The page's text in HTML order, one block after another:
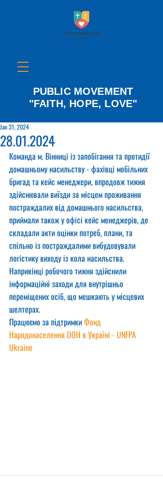
PUBLIC MOVEMENT
"FAITH, HOPE, LOVE"
28.01.2024
Jan 31, 2024
Команда м. Вінниці із запобігання та протидії
домашньому насильству - фахівці мобільних
бригад та кейс менеджери, впродовж тижня
здійснювали виїзди за місцем проживання
постраждалих від домашнього насильства,
приймали також у офісі кейс менеджерів, де
складали акти оцінки потреб, плани, та
спільно із постраждалими вибудовували
логістику виходу із кола насильства.
Наприкінці робочого тижня здійснили
інформаційні заходи для внутрішньо
переміщених осіб, що мешкають у місцевих
шелтерах.
Працюємо за підтримки Фонд
Народонаселення ООН в Україні - UNFPA
Ukraine